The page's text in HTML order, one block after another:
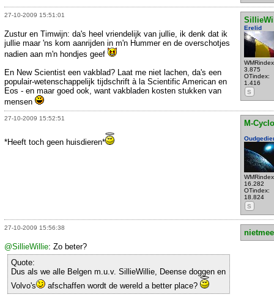
27-10-2009 15:51:01
Erelid
3.875
OTindex:
1.416
S
Zustur en Timwijn: da's heel vriendelijk van jullie, ik denk dat ik
jullie maar 'ns kom aanrijden in m'n Hummer en de overschotjes
nadien aan m'n hondjes geef
En New Scientist een vakblad? Laat me niet lachen, da's een
populair-wetenschappelijk tijdschrift à la Scientific American en
Eos - en maar goed ook, want vakbladen kosten stukken van
mensen
27-10-2009 15:52:51
M-
16.282
OTindex:
18.824
S
*Heeft toch geen huisdieren*
27-10-2009 15:56:38
@SillieWillie: Zo beter?
Quote:
Dus als we alle Belgen m.u.v. SillieWillie, Deense doggen en
Volvo's
afschaffen wordt de wereld a better place?